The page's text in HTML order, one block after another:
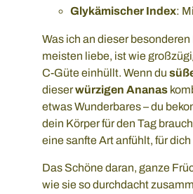
Glykämischer Index:
Was ich an dieser
meisten liebe, ist wie
C-Güte einhüllt. Wenn du
dieserwürzigen Ananas
etwas Wunderbares – du
dein Körper für den Tag
eine sanfte Art anfühlt, für dich
Das Schöne daran, ganze
wie sie so durchdacht